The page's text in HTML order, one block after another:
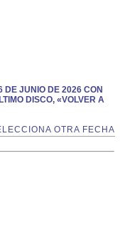
DE JUNIO DE 2026 CON
DISCO, «VOLVER A
OTRA FECHA